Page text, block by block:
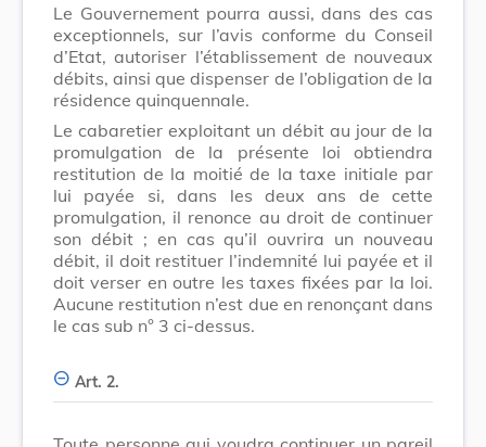
Le Gouvernement pourra aussi, dans des cas
exceptionnels, sur l’avis conforme du Conseil
d’Etat, autoriser l’établissement de nouveaux
débits, ainsi que dispenser de l’obligation de la
résidence quinquennale.
Le cabaretier exploitant un débit au jour de la
promulgation de la présente loi obtiendra
restitution de la moitié de la taxe initiale par
lui payée si, dans les deux ans de cette
promulgation, il renonce au droit de continuer
son débit ; en cas qu’il ouvrira un nouveau
débit, il doit restituer l’indemnité lui payée et il
doit verser en outre les taxes fixées par la loi.
Aucune restitution n’est due en renonçant dans
le cas sub n° 3 ci-dessus.
Art. 2.